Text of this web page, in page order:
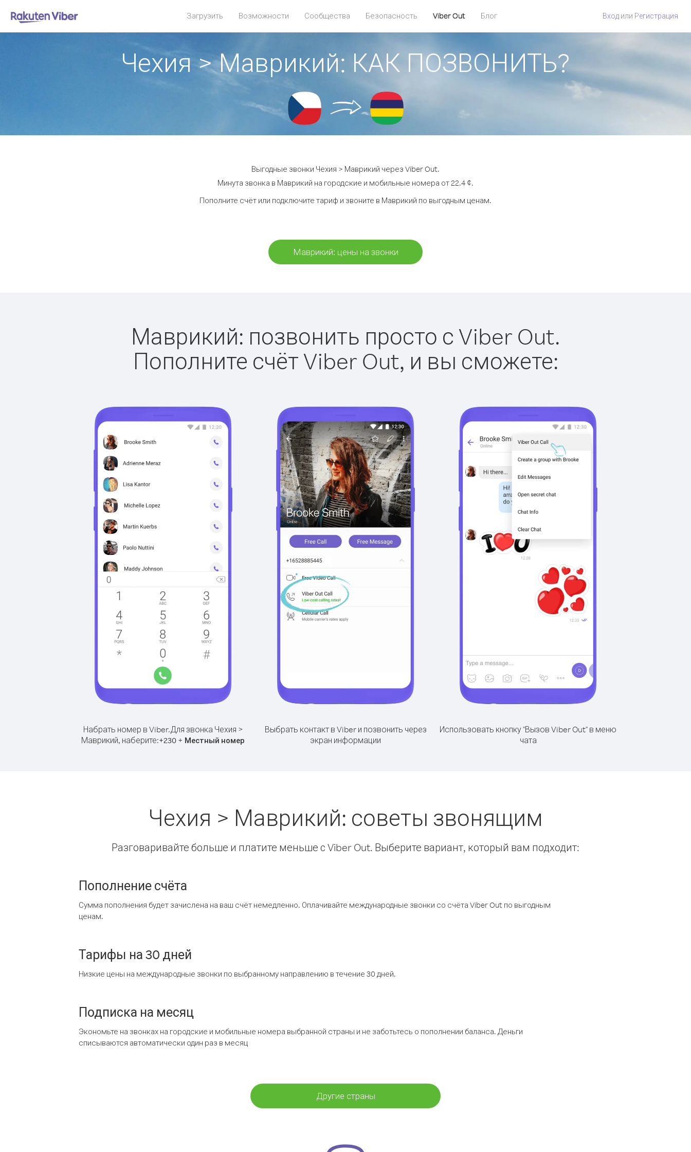
Загрузить Возможности Сообщества Безопасность Viber Out Блог Вход или Регистрация
Чехия > Маврикий: КАК ПОЗВОНИТЬ?
Выгодные звонки Чехия > Маврикий через Viber Out.
Минута звонка в Маврикий на городские и мобильные номера от 22.4 ¢.
Пополните счёт или подключите тариф и звоните в Маврикий по выгодным ценам.
Маврикий: цены на звонки
Маврикий: позвонить просто с Viber Out.
Пополните счёт Viber Out, и вы сможете:
Набрать номер в Viber.Для звонка Чехия >
Маврикий, наберите:+230 + Местный номер
Выбрать контакт в Viber и позвонить через
экран информации
Использовать кнопку "Вызов Viber Out" в меню
чата
Чехия > Маврикий: советы звонящим
Разговаривайте больше и платите меньше с Viber Out. Выберите вариант, который вам подходит:
Пополнение счёта
Сумма пополнения будет зачислена на ваш счёт немедленно. Оплачивайте международные звонки со счёта Viber Out по выгодным
ценам.
Тарифы на 30 дней
Низкие цены на международные звонки по выбранному направлению в течение 30 дней.
Подписка на месяц
Экономьте на звонках на городские и мобильные номера выбранной страны и не заботьтесь о пополнении баланса. Деньги
списываются автоматически один раз в месяц
Другие страны